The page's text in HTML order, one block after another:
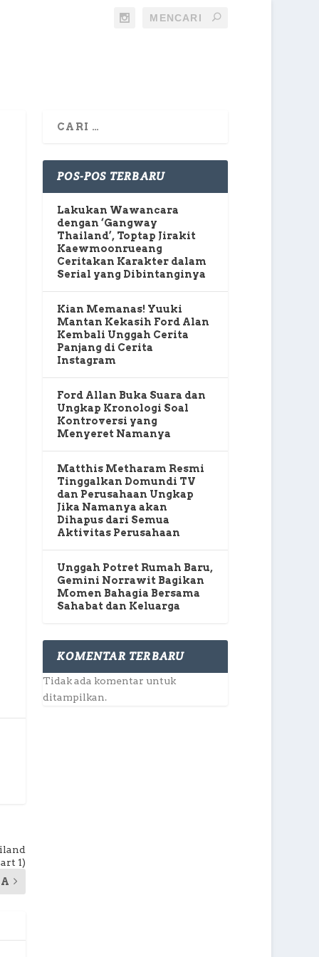
1)
POS-POS TERBARU
Lakukan Wawancara
dengan ‘Gangway
Thailand’, Toptap Jirakit
Kaewmoonrueang
Ceritakan Karakter dalam
Serial yang Dibintanginya
Kian Memanas! Yuuki
Mantan Kekasih Ford Alan
Kembali Unggah Cerita
Panjang di Cerita
Instagram
Ford Allan Buka Suara dan
Ungkap Kronologi Soal
Kontroversi yang
Menyeret Namanya
Matthis Metharam Resmi
Tinggalkan Domundi TV
dan Perusahaan Ungkap
Jika Namanya akan
Dihapus dari Semua
Aktivitas Perusahaan
Unggah Potret Rumah Baru,
Gemini Norrawit Bagikan
Momen Bahagia Bersama
Sahabat dan Keluarga
KOMENTAR TERBARU
Tidak ada komentar untuk
ditampilkan.